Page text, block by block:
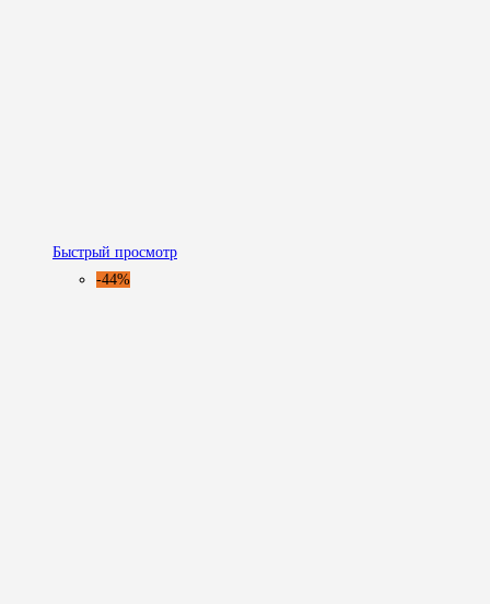
Быстрый просмотр
-44%